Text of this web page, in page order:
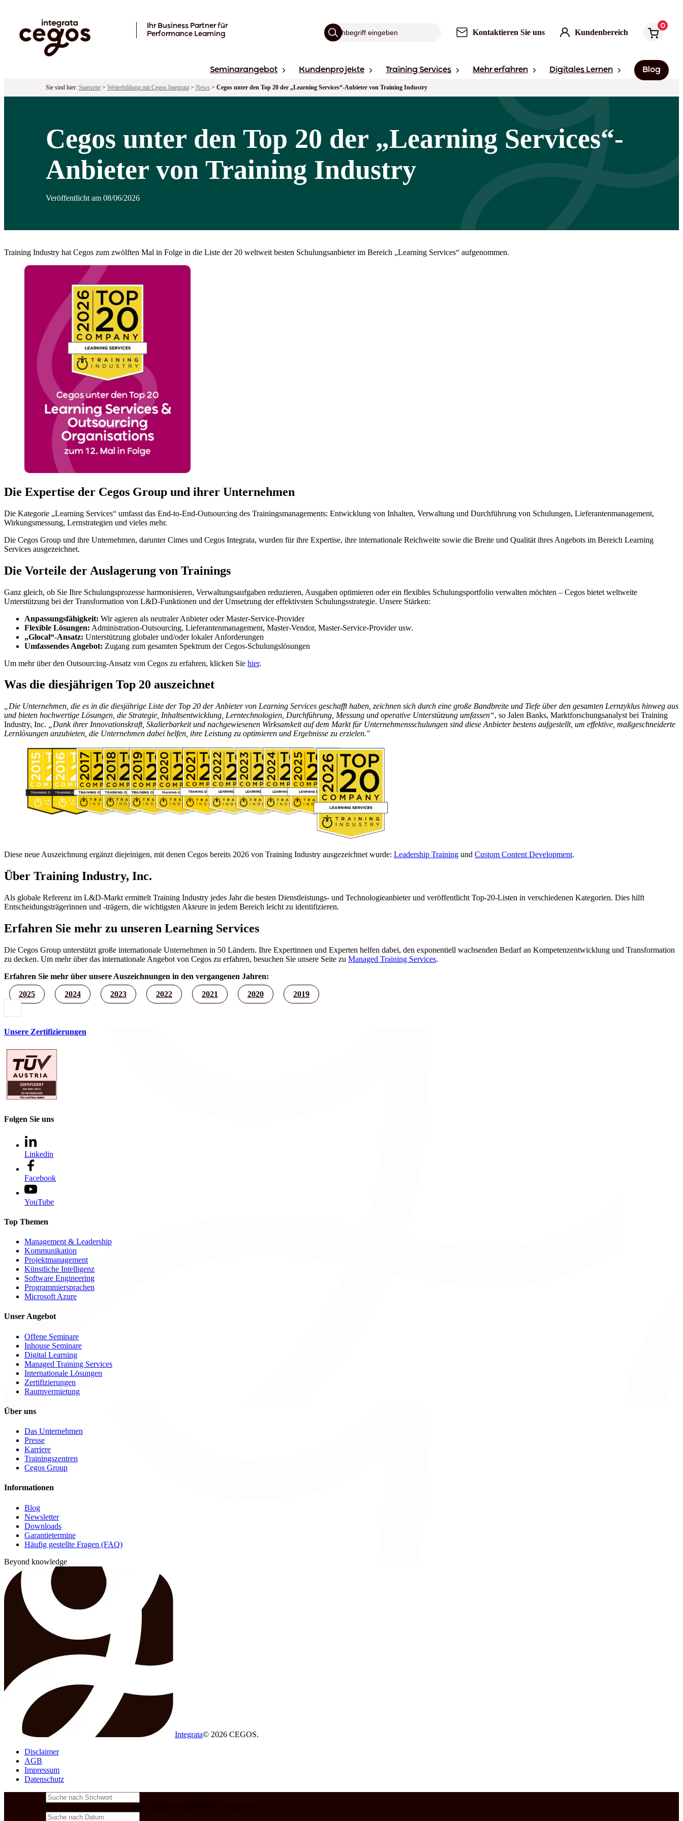
Ihr Business Partner für
Performance Learning
Kontaktieren Sie uns Kundenbereich
0
Seminarangebot Kundenprojekte Training Services Mehr erfahren Digitales Lernen Blog
Sie sind hier: Startseite> Weiterbildung mit Cegos Integrata> News> Cegos unter den Top 20 der „Learning Services“-Anbieter von Training Industry
Cegos unter den Top 20 der „Learning Services“-
Anbieter von Training Industry
Veröffentlicht am 08/06/2026
Training Industry hat Cegos zum zwölften Mal in Folge in die Liste der 20 weltweit besten Schulungsanbieter im Bereich „Learning Services“ aufgenommen.
Die Expertise der Cegos Group und ihrer Unternehmen
Die Kategorie „Learning Services“ umfasst das End-to-End-Outsourcing des Trainingsmanagements: Entwicklung von Inhalten, Verwaltung und Durchführung von Schulungen, Lieferantenmanagement,
Wirkungsmessung, Lernstrategien und vieles mehr.
Die Cegos Group und ihre Unternehmen, darunter Cimes und Cegos Integrata, wurden für ihre Expertise, ihre internationale Reichweite sowie die Breite und Qualität ihres Angebots im Bereich Learning
Services ausgezeichnet.
Die Vorteile der Auslagerung von Trainings
Ganz gleich, ob Sie Ihre Schulungsprozesse harmonisieren, Verwaltungsaufgaben reduzieren, Ausgaben optimieren oder ein flexibles Schulungsportfolio verwalten möchten – Cegos bietet weltweite
Unterstützung bei der Transformation von L&D-Funktionen und der Umsetzung der effektivsten Schulungsstrategie. Unsere Stärken:
Anpassungsfähigkeit: Wir agieren als neutraler Anbieter oder Master-Service-Provider
Flexible Lösungen: Administration-Outsourcing, Lieferantenmanagement, Master-Vendor, Master-Service-Provider usw.
„Glocal“-Ansatz: Unterstützung globaler und/oder lokaler Anforderungen
Umfassendes Angebot: Zugang zum gesamten Spektrum der Cegos-Schulungslösungen
Um mehr über den Outsourcing-Ansatz von Cegos zu erfahren, klicken Sie hier.
Was die diesjährigen Top 20 auszeichnet
„Die Unternehmen, die es in die diesjährige Liste der Top 20 der Anbieter von Learning Services geschafft haben, zeichnen sich durch eine große Bandbreite und Tiefe über den gesamten Lernzyklus hinweg aus
und bieten hochwertige Lösungen, die Strategie, Inhaltsentwicklung, Lerntechnologien, Durchführung, Messung und operative Unterstützung umfassen“, so Jalen Banks, Marktforschungsanalyst bei Training
Industry, Inc.
„Dank ihrer Innovationskraft, Skalierbarkeit und nachgewiesenen Wirksamkeit auf dem Markt für Unternehmensschulungen sind diese Anbieter bestens aufgestellt, um effektive, maßgeschneiderte
Lernlösungen anzubieten, die Unternehmen dabei helfen, ihre Leistung zu optimieren und Ergebnisse zu erzielen."
Diese neue Auszeichnung ergänzt diejeinigen, mit denen Cegos bereits 2026 von Training Industry ausgezeichnet wurde: Leadership Training und Custom Content Development.
Über Training Industry, Inc.
Als globale Referenz im L&D-Markt ermittelt Training Industry jedes Jahr die besten Dienstleistungs- und Technologieanbieter und veröffentlicht Top-20-Listen in verschiedenen Kategorien. Dies hilft
Entscheidungsträgerinnen und -trägern, die wichtigsten Akteure in jedem Bereich leicht zu identifizieren.
Erfahren Sie mehr zu unseren Learning Services
Die Cegos Group unterstützt große internationale Unternehmen in 50 Ländern. Ihre Expertinnen und Experten helfen dabei, den exponentiell wachsenden Bedarf an Kompetenzentwicklung und Transformation
zu decken. Um mehr über das internationale Angebot von Cegos zu erfahren, besuchen Sie unsere Seite zu Managed Training Services.
Erfahren Sie mehr über unsere Auszeichnungen in den vergangenen Jahren:
2025 2024 2023 2022 2021 2020 2019
Unsere Zertifizierungen
Folgen Sie uns
Linkedin
Facebook
YouTube
Top Themen
Management & Leadership
Kommunikation
Projektmanagement
Künstliche Intelligenz
Software Engineering
Programmiersprachen
Microsoft Azure
Unser Angebot
Offene Seminare
Inhouse Seminare
Digital Learning
Managed Training Services
Internationale Lösungen
Zertifizierungen
Raumvermietung
Über uns
Das Unternehmen
Presse
Karriere
Trainingszentren
Cegos Group
Informationen
Blog
Newsletter
Downloads
Garantietermine
Häufig gestellte Fragen (FAQ)
Beyond knowledge
Integrata© 2026 CEGOS.
Disclaimer
AGB
Impressum
Datenschutz
&& config('laravel-theme-inter.CEGOS_COUNTRY') != 'neves')